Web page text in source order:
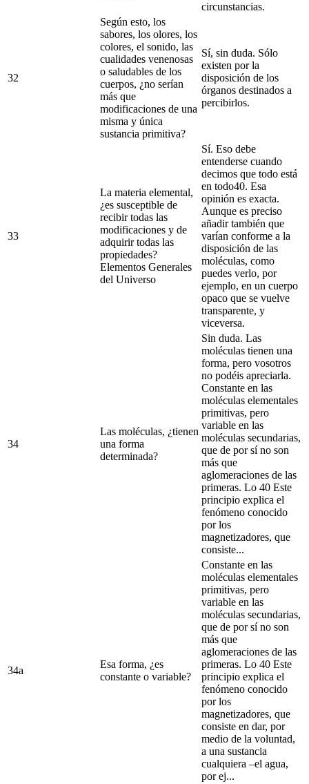
circunstancias.
32
Según esto, los
sabores, los olores, los
colores, el sonido, las
cualidades venenosas
o saludables de los
cuerpos, ¿no serían
más que
modificaciones de una
misma y única
sustancia primitiva?
Sí, sin duda. Sólo
existen por la
disposición de los
órganos destinados a
percibirlos.
33
La materia elemental,
¿es susceptible de
recibir todas las
modificaciones y de
adquirir todas las
propiedades?
Elementos Generales
del Universo
Sí. Eso debe
entenderse cuando
decimos que todo está
en todo40. Esa
opinión es exacta.
Aunque es preciso
añadir también que
varían conforme a la
disposición de las
moléculas, como
puedes verlo, por
ejemplo, en un cuerpo
opaco que se vuelve
transparente, y
viceversa.
34
Las moléculas, ¿tienen
una forma
determinada?
Sin duda. Las
moléculas tienen una
forma, pero vosotros
no podéis apreciarla.
Constante en las
moléculas elementales
primitivas, pero
variable en las
moléculas secundarias,
que de por sí no son
más que
aglomeraciones de las
primeras. Lo 40 Este
principio explica el
fenómeno conocido
por los
magnetizadores, que
consiste...
34a
Esa forma, ¿es
constante o variable?
Constante en las
moléculas elementales
primitivas, pero
variable en las
moléculas secundarias,
que de por sí no son
más que
aglomeraciones de las
primeras. Lo 40 Este
principio explica el
fenómeno conocido
por los
magnetizadores, que
consiste en dar, por
medio de la voluntad,
a una sustancia
cualquiera –el agua,
por ej...